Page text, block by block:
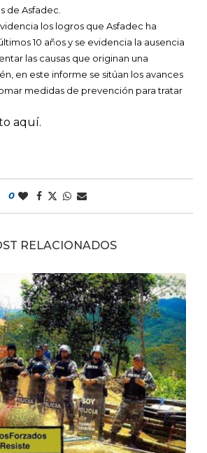
de Asfadec.
los logros que Asfadec ha
10 años y se evidencia la ausencia
las causas que originan una
en este informe se sitúan los avances
medidas de prevención para tratar
aquí.
0
RELACIONADOS